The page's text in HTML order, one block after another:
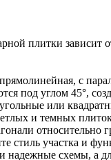
плитки зависит
с
под углом 45°,
или
и темных
относительно
стиль участка и
и надежные схемы, а